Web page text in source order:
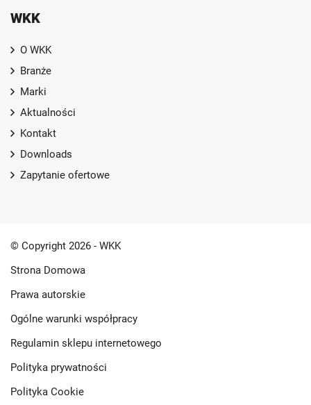
WKK
O WKK
Branże
Marki
Aktualności
Kontakt
Downloads
Zapytanie ofertowe
© Copyright 2026 - WKK
Strona Domowa
Prawa autorskie
Ogólne warunki współpracy
Regulamin sklepu internetowego
Polityka prywatności
Polityka Cookie